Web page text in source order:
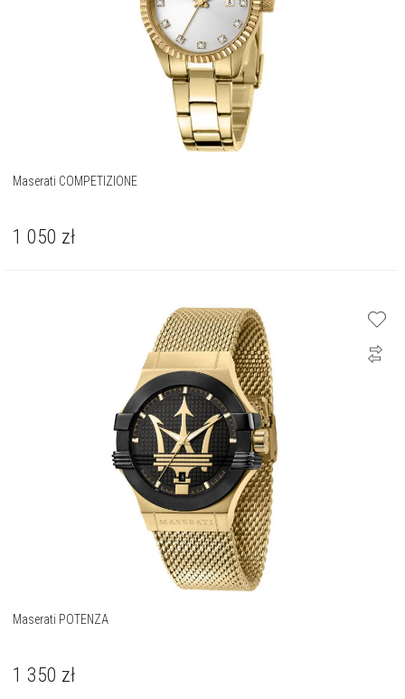
Maserati COMPETIZIONE
1 050 zł
Maserati POTENZA
1 350 zł